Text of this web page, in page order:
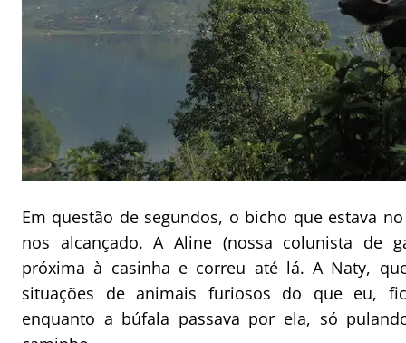
Em questão de segundos, o bicho que estava
nos alcançado. A Aline (nossa colunista de
próxima à casinha e correu até lá. A Naty,
situações de animais furiosos do que eu,
enquanto a búfala passava por ela, só